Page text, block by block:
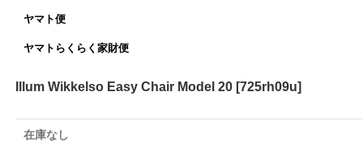
ヤマト便
ヤマトらくらく家財便
Illum Wikkelso Easy Chair Model 20 [725rh09u]
在庫なし